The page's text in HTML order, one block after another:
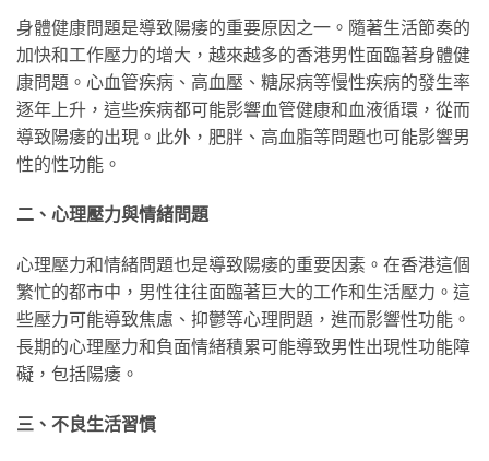
身體健康問題是導致陽痿的重要原因之一。隨著生活節奏的
加快和工作壓力的增大，越來越多的香港男性面臨著身體健
康問題。心血管疾病、高血壓、糖尿病等慢性疾病的發生率
逐年上升，這些疾病都可能影響血管健康和血液循環，從而
導致陽痿的出現。此外，肥胖、高血脂等問題也可能影響男
性的性功能。
二、心理壓力與情緒問題
心理壓力和情緒問題也是導致陽痿的重要因素。在香港這個
繁忙的都市中，男性往往面臨著巨大的工作和生活壓力。這
些壓力可能導致焦慮、抑鬱等心理問題，進而影響性功能。
長期的心理壓力和負面情緒積累可能導致男性出現性功能障
礙，包括陽痿。
三、不良生活習慣